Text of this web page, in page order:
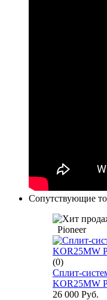
Сопутствующие
Pioneer
(0)
Сплит-
KOR25MW
26 000 Руб.